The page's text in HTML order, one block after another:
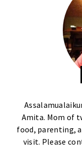
Amita. Mom of
food, parenting,
visit. Please